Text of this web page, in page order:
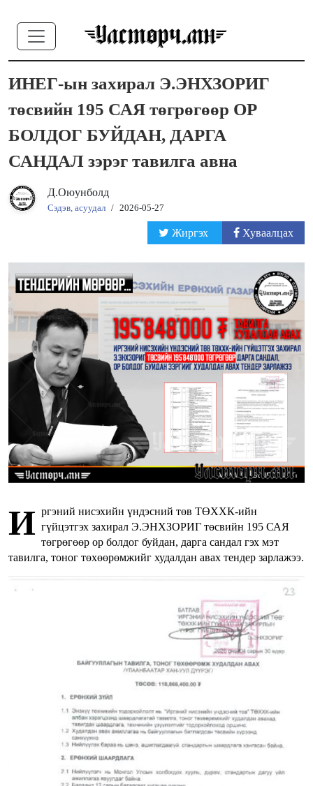
ИНЕГ-ын захирал Э.ЭНХЗОРИГ
төсвийн 195 САЯ төгрөгөөр ОР
БОЛДОГ БУЙДАН, ДАРГА
САНДАЛ зэрэг тавилга авна
Д.Оюунболд
Сэдэв, асуудал / 2026-05-27
Жиргэх Хуваалцах
И ргэний нисэхийн үндэсний төв ТӨХХК-ийн
гүйцэтгэх захирал Э.ЭНХЗОРИГ төсвийн 195 САЯ
төгрөгөөр ор болдог буйдан, дарга сандал гэх мэт
тавилга, тоног төхөөрөмжийг худалдан авах тендер зарлажээ.